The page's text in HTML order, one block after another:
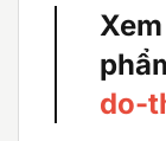
do-